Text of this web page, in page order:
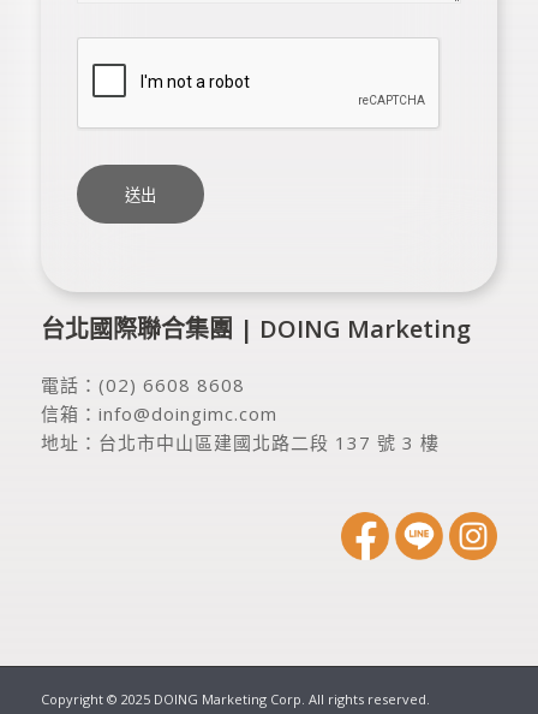
台北國際聯合集團 | DOING Marketing
電話： (02) 6608 8608
信箱： info@doingimc.com
地址： 台北市中山區建國北路二段 137 號 3 樓
Copyright © 2025 DOING Marketing Corp. All rights reserved.